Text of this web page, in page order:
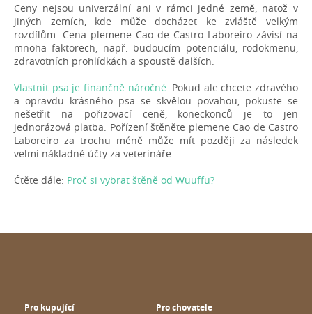
Ceny nejsou univerzální ani v rámci jedné země, natož v
jiných zemích, kde může docházet ke zvláště velkým
rozdílům. Cena plemene Cao de Castro Laboreiro závisí na
mnoha faktorech, např. budoucím potenciálu, rodokmenu,
zdravotních prohlídkách a spoustě dalších.
Vlastnit psa je finančně náročné . Pokud ale chcete zdravého
a opravdu krásného psa se skvělou povahou, pokuste se
nešetřit na pořizovací ceně, koneckonců je to jen
jednorázová platba. Pořízení štěněte plemene Cao de Castro
Laboreiro za trochu méně může mít později za následek
velmi nákladné účty za veterináře.
Čtěte dále: Proč si vybrat štěně od Wuuffu?
Pro kupující Pro chovatele